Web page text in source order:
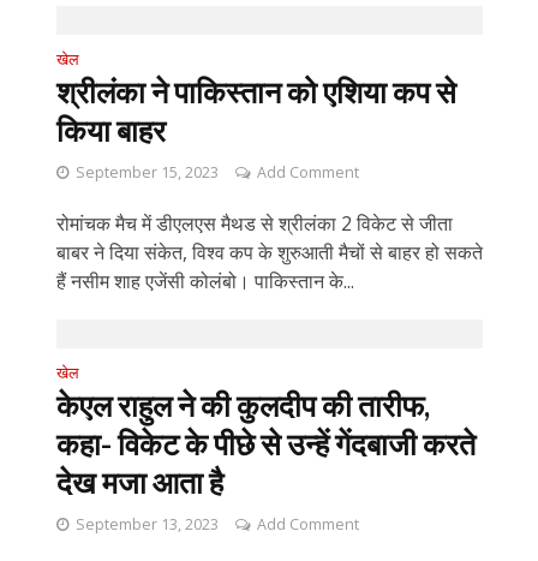
खेल
श्रीलंका ने पाकिस्तान को एशिया कप से
किया बाहर
September 15, 2023 Add Comment
रोमांचक मैच में डीएलएस मैथड से श्रीलंका 2 विकेट से जीता
बाबर ने दिया संकेत, विश्व कप के शुरुआती मैचों से बाहर हो सकते
हैं नसीम शाह एजेंसी कोलंबो। पाकिस्तान के...
खेल
केएल राहुल ने की कुलदीप की तारीफ,
कहा- विकेट के पीछे से उन्हें गेंदबाजी करते
देख मजा आता है
September 13, 2023 Add Comment